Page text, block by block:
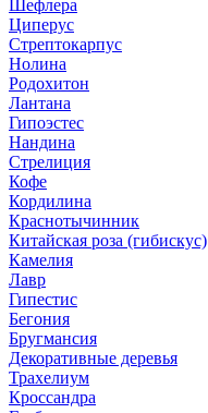
Шефлера
Циперус
Стрептокарпус
Нолина
Родохитон
Лантана
Гипоэстес
Нандина
Стрелиция
Кофе
Кордилина
Краснотычинник
Китайская роза (гибискус)
Камелия
Лавр
Гипестис
Бегония
Бругмансия
Декоративные деревья
Трахелиум
Кроссандра